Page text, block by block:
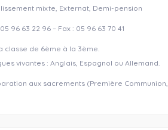
mixte, Externat, Demi-pension
96 63 22 96 – Fax : 05 96 63 70 41
classe de 6ème à la 3ème.
vivantes : Anglais, Espagnol ou Allemand.
aux sacrements (Première